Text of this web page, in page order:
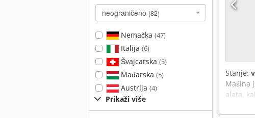
neograničeno (82)
Nemačka (47)
Italija (6)
Švajcarska (5)
Mađarska (5)
Austrija (4)
Prikaži više
Stanje:
Mašina
alata,
Tip